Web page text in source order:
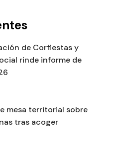
de Corfiestas y
rinde informe de
mesa territorial sobre
tras acoger